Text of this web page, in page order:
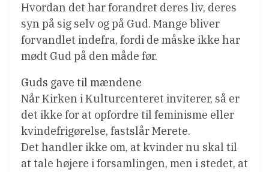
Hvordan det har forandret deres liv, deres
syn på sig selv og på Gud. Mange bliver
forvandlet indefra, fordi de måske ikke har
mødt Gud på den måde før.
Guds gave til mændene
Når Kirken i Kulturcenteret inviterer, så er
det ikke for at opfordre til feminisme eller
kvindefrigørelse, fastslår Merete.
Det handler ikke om, at kvinder nu skal til
at tale højere i forsamlingen, men i stedet, at